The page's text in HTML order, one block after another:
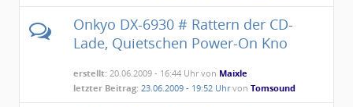
Onkyo DX-6930 # Rattern der CD-
Lade, Quietschen Power-On Kno
erstellt: 20.06.2009 - 16:44 Uhr von Maixle
letzter Beitrag: 23.06.2009 - 19:52 UhrvonTomsound